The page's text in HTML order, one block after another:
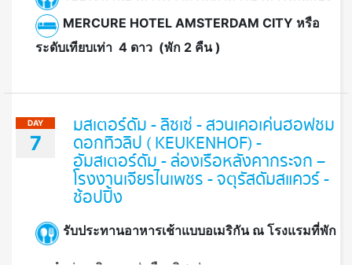
MERCURE HOTEL AMSTERDAM CITY หรือ
ระดับเทียบเท่า 4 ดาว (พัก 2 คืน )
DAY
7
มสเตอร์ดัม - ลิซเซ่ - สวนเคอเค่นฮอฟชม
ดอกทิวลิป ( KEUKENHOF) -
อัมสเตอร์ดัม - ล่องเรือหลังคากระจก –
โรงงานเจียรไนเพชร - จตุรัสดัมสแควร์ -
ช้อปปิ้ง
รับประทานอาหารเช้าแบบอเมริกัน ณ โรงแรมที่พัก